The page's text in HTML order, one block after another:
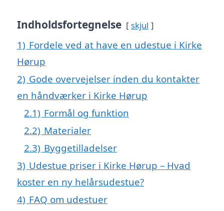
Indholdsfortegnelse skjul
1) Fordele ved at have en udestue i Kirke
Hørup
2) Gode overvejelser inden du kontakter
en håndværker i Kirke Hørup
2.1) Formål og funktion
2.2) Materialer
2.3) Byggetilladelser
3) Udestue priser i Kirke Hørup – Hvad
koster en ny helårsudestue?
4) FAQ om udestuer